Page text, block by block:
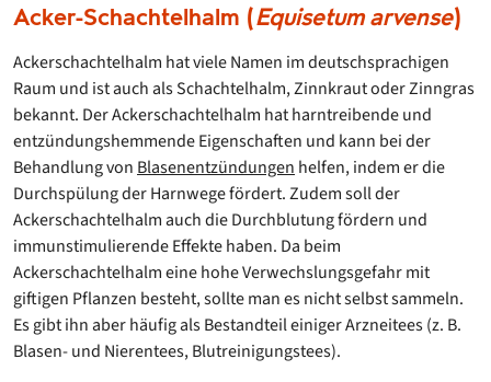
Acker-Schachtelhalm (Equisetum arvense)
Ackerschachtelhalm hat viele Namen im deutschsprachigen
Raum und ist auch als Schachtelhalm, Zinnkraut oder Zinngras
bekannt. Der Ackerschachtelhalm hat harntreibende und
entzündungshemmende Eigenschaften und kann bei der
Behandlung von Blasenentzündungen helfen, indem er die
Durchspülung der Harnwege fördert. Zudem soll der
Ackerschachtelhalm auch die Durchblutung fördern und
immunstimulierende Effekte haben. Da beim
Ackerschachtelhalm eine hohe Verwechslungsgefahr mit
giftigen Pflanzen besteht, sollte man es nicht selbst sammeln.
Es gibt ihn aber häufig als Bestandteil einiger Arzneitees (z. B.
Blasen- und Nierentees, Blutreinigungstees).